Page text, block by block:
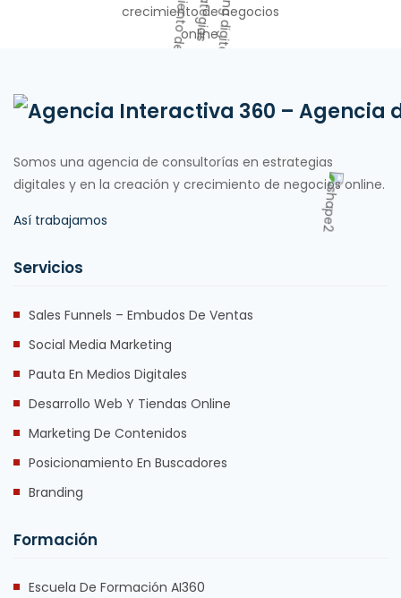
Somos una agencia de consultorías en estrategias
digitales y en la creación y crecimiento de negocios online.
Así trabajamos
Servicios
Sales Funnels – Embudos De Ventas
Social Media Marketing
Pauta En Medios Digitales
Desarrollo Web Y Tiendas Online
Marketing De Contenidos
Posicionamiento En Buscadores
Branding
Formación
Escuela De Formación AI360